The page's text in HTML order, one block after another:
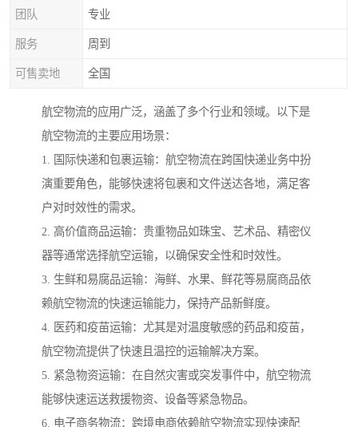
团队 专业
服务 周到
可售卖地 全国
航空物流的应用广泛，涵盖了多个行业和领域。以下是
航空物流的主要应用场景：
1. 国际快递和包裹运输：航空物流在跨国快递业务中扮
演重要角色，能够快速将包裹和文件送达各地，满足客
户对时效性的需求。
2. 高价值商品运输：贵重物品如珠宝、艺术品、精密仪
器等通常选择航空运输，以确保安全性和时效性。
3. 生鲜和易腐品运输：海鲜、水果、鲜花等易腐商品依
赖航空物流的快速运输能力，保持产品新鲜度。
4. 医药和疫苗运输：尤其是对温度敏感的药品和疫苗，
航空物流提供了快速且温控的运输解决方案。
5. 紧急物资运输：在自然灾害或突发事件中，航空物流
能够快速运送救援物资、设备等紧急物品。
6. 电子商务物流：跨境电商依赖航空物流实现快速配